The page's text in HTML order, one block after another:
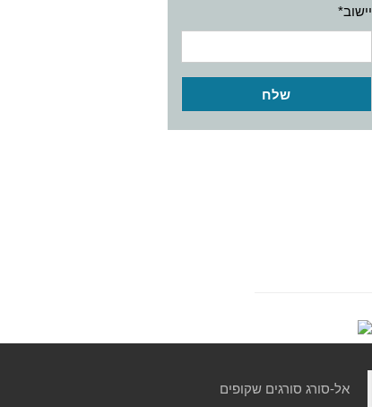
יישוב*
‏אל-סורג סורגים שקופים‏